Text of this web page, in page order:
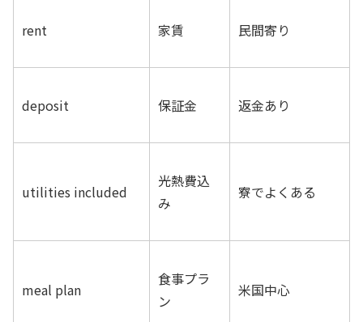
rent 家賃 民間寄り
deposit 保証金 返金あり
utilities included
光熱費込
み
寮でよくある
meal plan
食事プラ
ン
米国中心